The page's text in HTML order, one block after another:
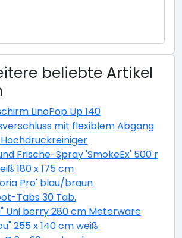
beliebte Artikel
LinoPop Up 140
mit flexiblem Abgang
Frische-Spray 'SmokeEx' 500 ml
180 x 175 cm
Pro' blau/braun
Tabs 30 Tab.
Uni berry 280 cm Meterware
255 x 140 cm weiß